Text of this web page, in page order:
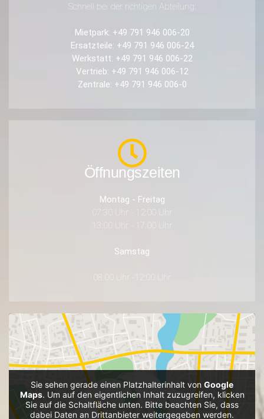
Schnell bei der richtigen Abteilung:
Mietpark: +49 791 946 006-20
Ersatzteile: +49 791 946 006-24
Werkstatt: +49 791 946 006-22
Vertrieb: +49 791 946 006-12
Zentrale: +49 791 946 006-0
Öffnungszeiten
Montag - Freitag
07:30 Uhr - 12:00 Uhr
13:00 Uhr - 17:00 Uhr
Samstag
08:00 Uhr -12:00 Uhr
Sie sehen gerade einen Platzhalterinhalt von Google
Maps. Um auf den eigentlichen Inhalt zuzugreifen, klicken
Sie auf die Schaltfläche unten. Bitte beachten Sie, dass
dabei Daten an Drittanbieter weitergegeben werden.